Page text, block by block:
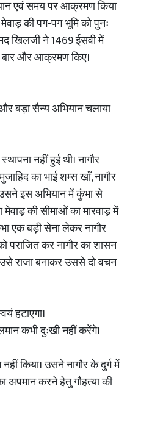
एवं समय पर आक्रमण किया
की पग-पग भूमि को पुनः
खिलजी ने 1469 ईसवी में
बार और आक्रमण किए।
बड़ा सैन्य अभियान चलाया
नहीं हुई थी। नागौर
का भाई शम्स खाँ, नागौर
इस अभियान में कुंभा से
की सीमाओं का मारवाड़ में
एक बड़ी सेना लेकर नागौर
पराजित कर नागौर का शासन
राजा बनाकर उससे दो वचन
हटाएगा।
कभी दुःखी नहीं करेंगे।
किया। उसने नागौर के दुर्ग में
अपमान करने हेतु गौहत्या की